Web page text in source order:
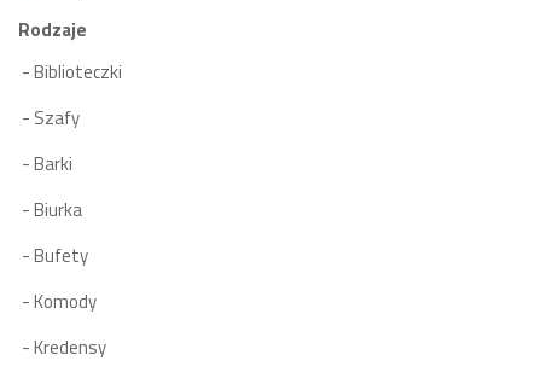
Rodzaje
Biblioteczki
Szafy
Barki
Biurka
Bufety
Komody
Kredensy